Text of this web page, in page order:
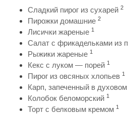
Сладкий пирог из сухарей 2
Пирожки домашние 2
Лисички жареные 1
Салат с фрикадельками из
Рыжики жареные 1
Кекс с луком — порей 1
Пирог из овсяных хлопьев 1
Карп, запеченный в
Колобок беломорский 1
Торт с белковым кремом 1